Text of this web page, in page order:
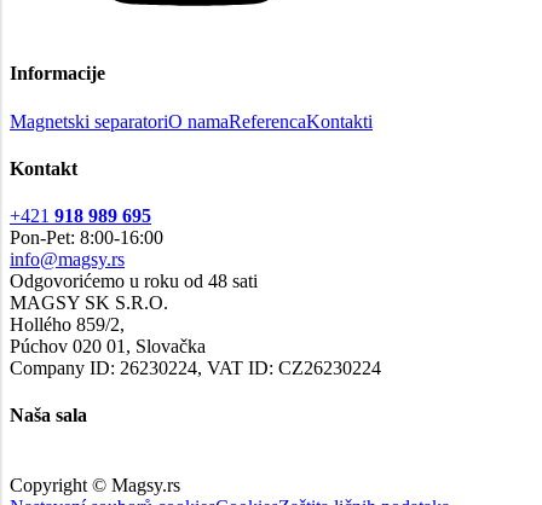
Informacije
Magnetski separatoriO namaReferencaKontakti
Kontakt
+421 918 989 695
Pon-Pet: 8:00-16:00
info@magsy.rs
Odgovorićemo u roku od 48 sati
MAGSY SK S.R.O.
Hollého 859/2,
Púchov 020 01, Slovačka
Company ID: 26230224, VAT ID: CZ26230224
Naša sala
Copyright © Magsy.rs